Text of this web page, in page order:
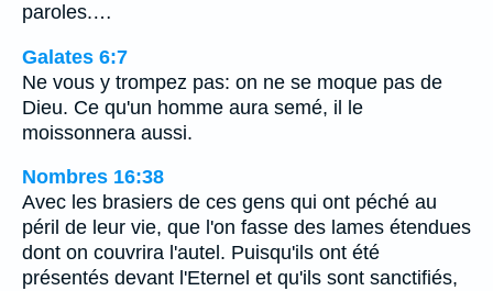
paroles.…
Galates 6:7
Ne vous y trompez pas: on ne se moque pas de
Dieu. Ce qu'un homme aura semé, il le
moissonnera aussi.
Nombres 16:38
Avec les brasiers de ces gens qui ont péché au
péril de leur vie, que l'on fasse des lames étendues
dont on couvrira l'autel. Puisqu'ils ont été
présentés devant l'Eternel et qu'ils sont sanctifiés,